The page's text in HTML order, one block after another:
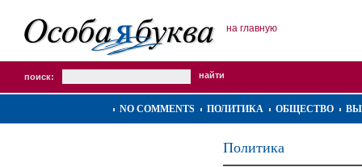
на главную
поиск:
NO COMMENTS ПОЛИТИКА ОБЩЕСТВО
Политика